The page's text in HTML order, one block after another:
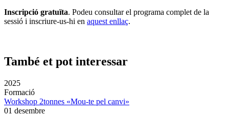
Inscripció gratuïta. Podeu consultar el programa complet de la
sessió i inscriure-us-hi en aquest enllaç.
També et pot interessar
2025
Formació
Workshop 2tonnes «Mou-te pel canvi»
01 desembre